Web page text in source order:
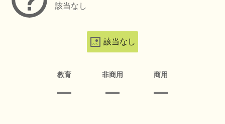
該当なし
該当なし
教育 非商用 商用